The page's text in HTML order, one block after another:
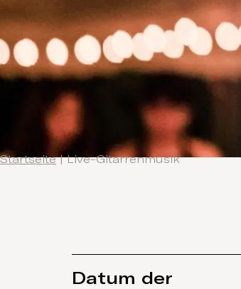
Startseite|Live-Gitarrenmusik
Datum der